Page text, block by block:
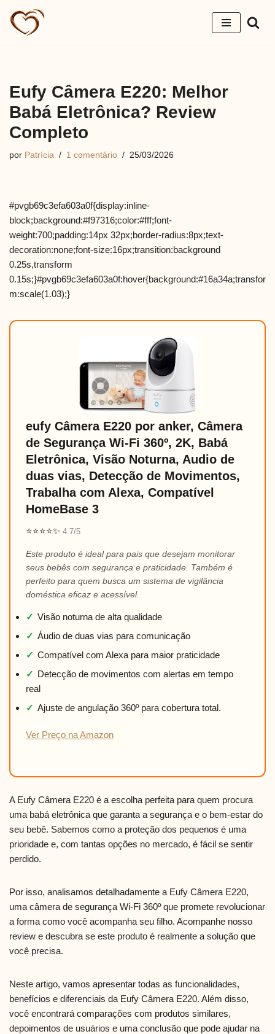
Pular
Eufy Câmera E220: Melhor
Babá Eletrônica? Review
Completo
por Patrícia 1 comentário 25/03/2026
#pvgb69c3efa603a0f{display:inline-
block;background:#f97316;color:#fff;font-
weight:700;padding:14px 32px;border-radius:8px;text-
decoration:none;font-size:16px;transition:background
0.25s,transform
0.15s;}#pvgb69c3efa603a0f:hover{background:#16a34a;transfor
m:scale(1.03);}
eufy Câmera E220 por anker, Câmera
de Segurança Wi-Fi 360º, 2K, Babá
Eletrônica, Visão Noturna, Audio de
duas vias, Detecção de Movimentos,
Trabalha com Alexa, Compatível
HomeBase 3
⭐⭐⭐⭐✨ 4.7/5
Este produto é ideal para pais que desejam monitorar
seus bebês com segurança e praticidade. Também é
perfeito para quem busca um sistema de vigilância
doméstica eficaz e acessível.
✓ Visão noturna de alta qualidade
✓ Áudio de duas vias para comunicação
✓ Compatível com Alexa para maior praticidade
✓ Detecção de movimentos com alertas em tempo
real
✓ Ajuste de angulação 360º para cobertura total.
Ver Preço na Amazon
A Eufy Câmera E220 é a escolha perfeita para quem procura
uma babá eletrônica que garanta a segurança e o bem-estar do
seu bebê. Sabemos como a proteção dos pequenos é uma
prioridade e, com tantas opções no mercado, é fácil se sentir
perdido.
Por isso, analisamos detalhadamente a Eufy Câmera E220,
uma câmera de segurança Wi-Fi 360º que promete revolucionar
a forma como você acompanha seu filho. Acompanhe nosso
review e descubra se este produto é realmente a solução que
você precisa.
Neste artigo, vamos apresentar todas as funcionalidades,
benefícios e diferenciais da Eufy Câmera E220. Além disso,
você encontrará comparações com produtos similares,
depoimentos de usuários e uma conclusão que pode ajudar na